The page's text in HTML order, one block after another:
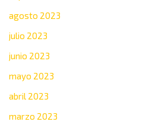
agosto 2023
julio 2023
junio 2023
mayo 2023
abril 2023
marzo 2023